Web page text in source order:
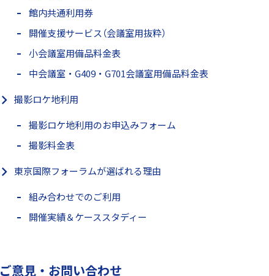
館内共通利用券
開催支援サービス（会議室用抜粋）
小会議室用備品料金表
中会議室・G409・G701会議室用備品料金表
撮影ロケ地利用
撮影ロケ地利用のお申込みフォーム
撮影料金表
東京国際フォーラムが選ばれる理由
組み合わせでのご利用
開催実績＆ケーススタディー
ご意見・お問い合わせ